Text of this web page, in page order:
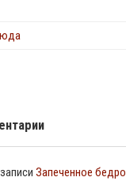
Запеченное бедро